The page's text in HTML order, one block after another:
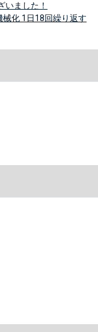
ました！
化 1日18回繰り返す